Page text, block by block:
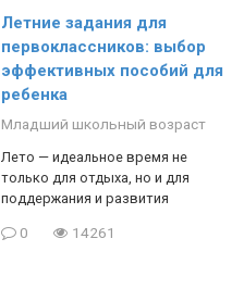
Летние задания для
первоклассников: выбор
эффективных пособий для
ребенка
Младший школьный возраст
Лето — идеальное время не
только для отдыха, но и для
поддержания и развития
0 14261